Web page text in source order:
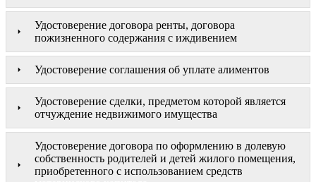
Удостоверение договора ренты, договора
пожизненного содержания с иждивением
Удостоверение соглашения об уплате алиментов
Удостоверение сделки, предметом которой является
отчуждение недвижимого имущества
Удостоверение договора по оформлению в долевую
собственность родителей и детей жилого помещения,
приобретенного с использованием средств